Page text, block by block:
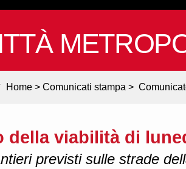
Home > Comunicati stampa >
della viabilità di
previsti sulle strade